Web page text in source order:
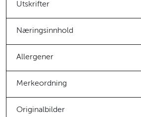
Utskrifter
Næringsinnhold
Allergener
Merkeordning
Originalbilder